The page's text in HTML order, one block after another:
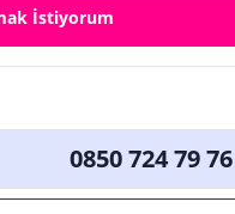
İstiyorum
0850 724 79 76